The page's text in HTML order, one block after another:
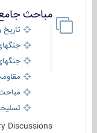
مباحث جامع
تاریخ و
جنگهای
جنگهای
مقاومت
مباحث
تسلیحات
Discussions